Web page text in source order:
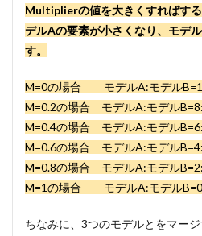
Multiplierの値を大きくすればす
デルAの要素が小さくなり、モデ
す。
M=0の場合 モデルA:モデル
M=0.2の場合 モデルA:モデル
M=0.4の場合 モデルA:モデル
M=0.6の場合 モデルA:モデル
M=0.8の場合 モデルA:モデル
M=1の場合 モデルA:モデル
ちなみに、3つのモデルとをマー